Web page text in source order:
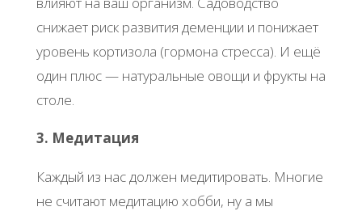
снижает риск развития деменции и понижает
уровень кортизола (гормона стресса). И ещё
один плюс — натуральные овощи и фрукты на
столе.
3. Медитация
Каждый из нас должен медитировать. Многие
не считают медитацию хобби, ну а мы